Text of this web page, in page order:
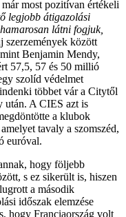
most pozitívan értékeli
legjobb átigazolási
látni fogjuk,
szerzemények között
Benjamin Mendy,
57,5, 57 és 50 millió
szolíd védelmet
többet vár a Citytől
után. A CIES azt is
a klubok
tavaly a szomszéd,
euróval.
hogy följebb
s ez sikerült is, hiszen
a második
időszak elemzése
hogy Franciaország volt